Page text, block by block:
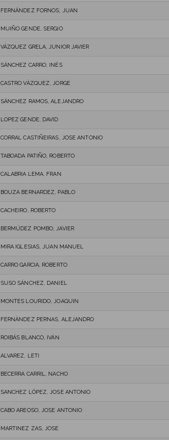
FERNÁNDEZ FORNOS, JUAN
MUIÑO GENDE, SERGIO
VÁZQUEZ GRELA, JUNIOR JAVIER
SÁNCHEZ CARRO, INÉS
CASTRO VÁZQUEZ, JORGE
SÁNCHEZ RAMOS, ALEJANDRO
LOPEZ GENDE, DAVID
CORRAL CASTIÑEIRAS, JOSE ANTONIO
TABOADA PATIÑO, ROBERTO
CALABRIA LEMA, FRAN
BOUZA BERNARDEZ, PABLO
CACHEIRO, ROBERTO
BERMÚDEZ POMBO, JAVIER
MIRA IGLESIAS, JUAN MANUEL
CARRO GARCIA, ROBERTO
SUSO SÁNCHEZ, DANIEL
MONTES LOURIDO, JOAQUIN
FERNÁNDEZ PERNAS, ALEJANDRO
ROIBÁS BLANCO, IVÁN
ALVAREZ, LETI
BECERRA CARRIL, NACHO
SANCHEZ LÓPEZ, JOSE ANTONIO
CABO AREOSO, JOSE ANTONIO
MARTINEZ ZAS, JOSE